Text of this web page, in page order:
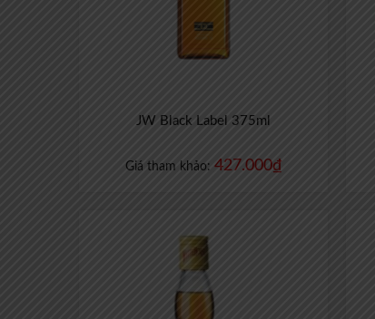
JW Black Label 375ml
Giá tham khảo: 427.000₫